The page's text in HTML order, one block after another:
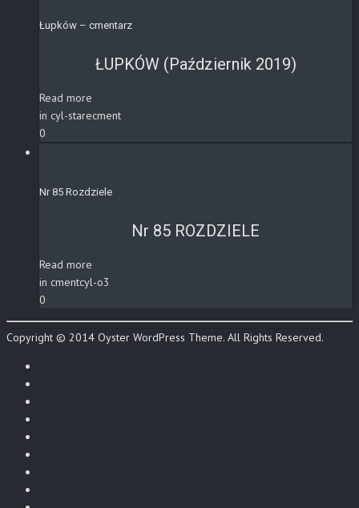
Łupków – cmentarz
ŁUPKÓW (Październik 2019)
Read more
in cyl-starecment
0
Nr 85 Rozdziele
Nr 85 ROZDZIELE
Read more
in cmentcyl-o3
0
Copyright © 2014 Oyster WordPress Theme. All Rights Reserved.